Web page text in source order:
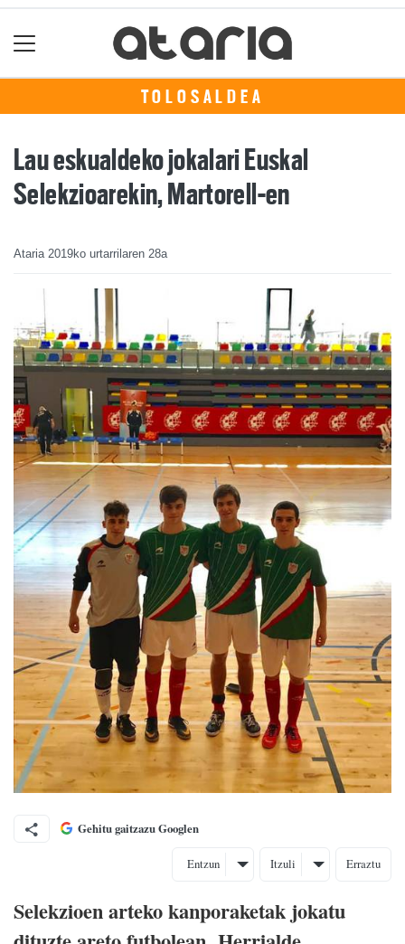
TOLOSALDEA
Lau eskualdeko jokalari Euskal
Selekzioarekin, Martorell-en
Ataria 2019ko urtarrilaren 28a
Gehitu gaitzazu Googlen
Entzun Itzuli Erraztu
Selekzioen arteko kanporaketak jokatu